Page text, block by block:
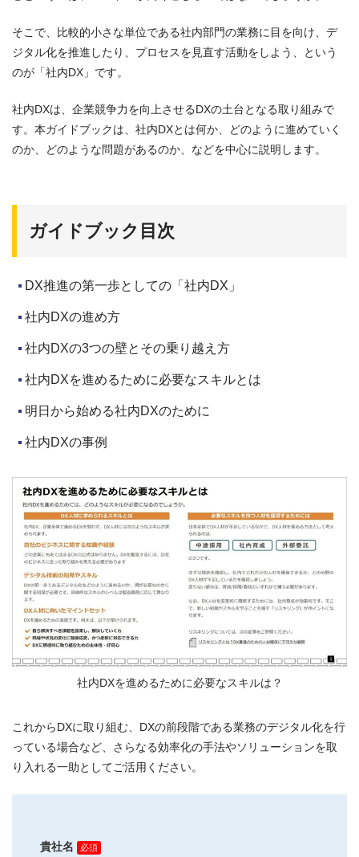
そこで、比較的小さな単位である社内部門の業務に目を向け、デ
ジタル化を推進したり、プロセスを見直す活動をしよう、という
のが「社内DX」です。
社内DXは、企業競争力を向上させるDXの土台となる取り組みで
す。本ガイドブックは、社内DXとは何か、どのように進めていく
のか、どのような問題があるのか、などを中心に説明します。
ガイドブック目次
DX推進の第一歩としての「社内DX」
社内DXの進め方
社内DXの3つの壁とその乗り越え方
社内DXを進めるために必要なスキルとは
明日から始める社内DXのために
社内DXの事例
社内DXを進めるために必要なスキルは？
これからDXに取り組む、DXの前段階である業務のデジタル化を行
っている場合など、さらなる効率化の手法やソリューションを取
り入れる一助としてご活用ください。